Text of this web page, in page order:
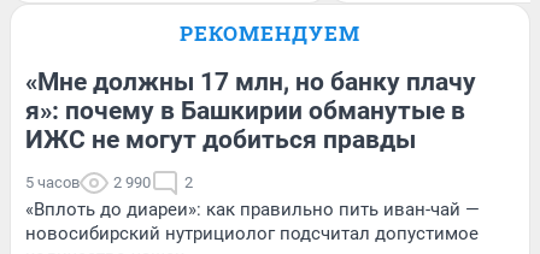
РЕКОМЕНДУЕМ
«Мне должны 17 млн, но банку плачу
я»: почему в Башкирии обманутые в
ИЖС не могут добиться правды
5 часов 2 990 2
«Вплоть до диареи»: как правильно пить иван-чай —
новосибирский нутрициолог подсчитал допустимое